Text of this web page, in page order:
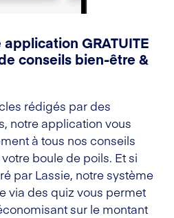
GRATUITE
conseils bien-être &
rédigés par des
notre application vous
à tous nos conseils
boule de poils. Et si
par Lassie, notre système
via des quiz vous permet
sur le montant